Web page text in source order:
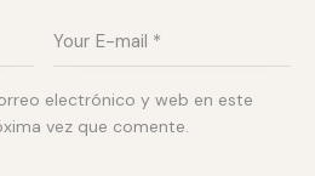
electrónico y web en este
vez que comente.